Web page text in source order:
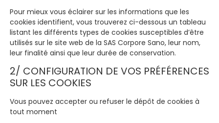
Pour mieux vous éclairer sur les informations que les
cookies identifient, vous trouverez ci-dessous un tableau
listant les différents types de cookies susceptibles d’être
utilisés sur le site web de la SAS Corpore Sano, leur nom,
leur finalité ainsi que leur durée de conservation.
2/ CONFIGURATION DE VOS PRÉFÉRENCES
SUR LES COOKIES
Vous pouvez accepter ou refuser le dépôt de cookies à
tout moment